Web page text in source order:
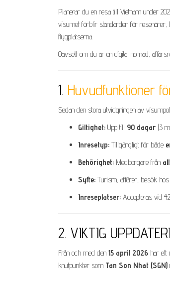
Planerar du en resa till Vietnam under
visumet förblir standarden för
flygplatserna.
Oavsett om du är en digital nomad,
1. Huvudfunktioner
Sedan den stora utvidgningen av
Giltighet: Upp till 90 dagar (3
Inresetyp: Tillgängligt för både
Behörighet: Medborgare från
Syfte: Turism, affärer, besök
Inreseplatser: Accepteras vid
2. VIKTIG
Från och med den 15 april 2026 har ett
knutpunkter som Tan Son Nhat (SGN)